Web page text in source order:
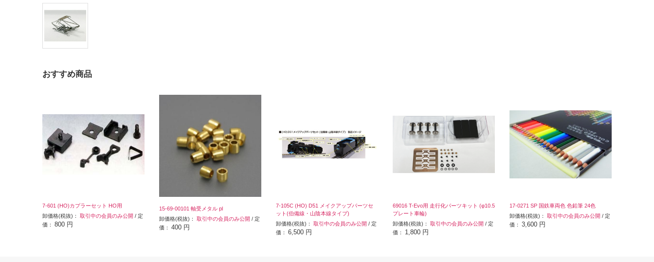
おすすめ商品
7-601 (HO)カプラーセット HO用
卸価格(税抜)： 取引中の会員のみ公開 / 定
価： 800 円
15-69-00101 軸受メタル pl
卸価格(税抜)： 取引中の会員のみ公開 / 定
価： 400 円
7-105C (HO) D51 メイクアップパーツセ
ット(伯備線・山陰本線タイプ)
卸価格(税抜)： 取引中の会員のみ公開 / 定
価： 6,500 円
69016 T-Evo用 走行化パーツキット (φ10.5
プレート車輪)
卸価格(税抜)： 取引中の会員のみ公開 / 定
価： 1,800 円
17-0271 SP 国鉄車両色 色鉛筆 24色
卸価格(税抜)： 取引中の会員のみ公開 / 定
価： 3,600 円